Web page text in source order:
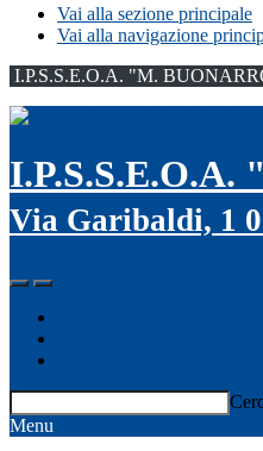
Vai alla sezione principale
Vai alla navigazione
I.P.S.S.E.O.A. "M.
Via Garibaldi, 1
Menu